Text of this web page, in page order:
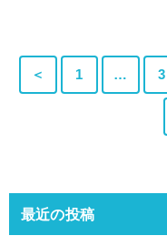
＜ 1 … 3
最近の投稿